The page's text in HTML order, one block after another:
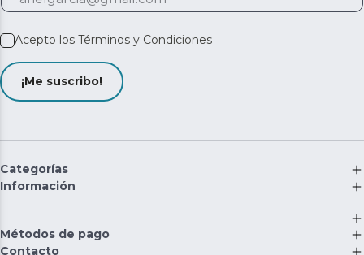
Acepto los Términos y Condiciones
¡Me suscribo!
Categorías
Información
Métodos de pago
Contacto